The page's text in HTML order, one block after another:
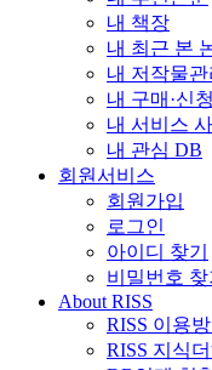
내 책장
내 최근 본
내 저작물관
내 구매·신
내 서비스
내 관심 DB
회원서비스
회원가입
로그인
아이디 찾기
비밀번호 찾
About RISS
RISS 이용
RISS 지식더